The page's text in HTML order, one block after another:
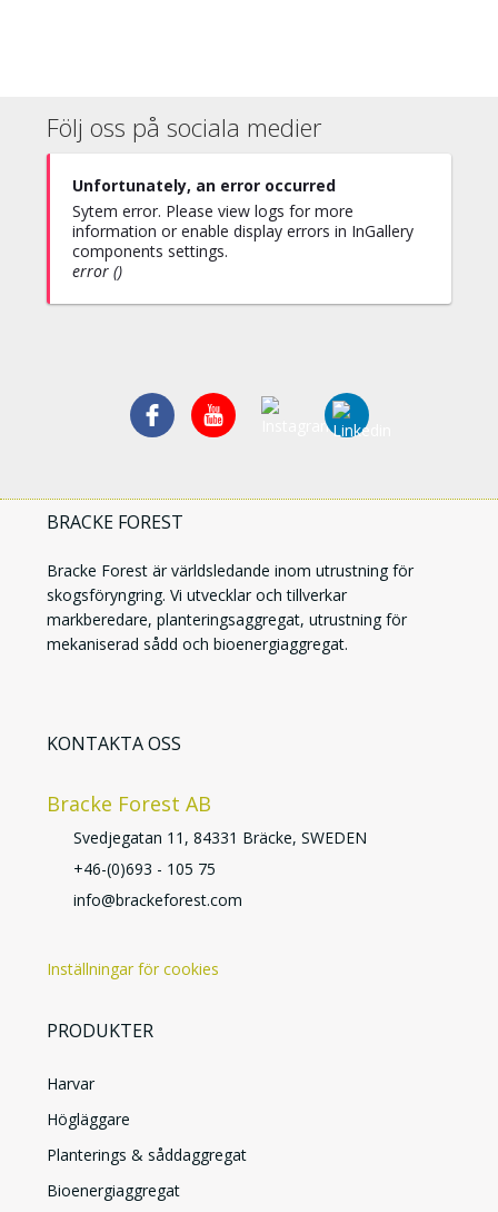
Följ oss på sociala medier
Unfortunately, an error occurred
Sytem error. Please view logs for more
information or enable display errors in InGallery
components settings.
error ()
BRACKE FOREST
Bracke Forest är världsledande inom utrustning för
skogsföryngring. Vi utvecklar och tillverkar
markberedare, planteringsaggregat, utrustning för
mekaniserad sådd och bioenergiaggregat.
KONTAKTA OSS
Bracke Forest AB
Svedjegatan 11, 84331 Bräcke, SWEDEN
+46-(0)693 - 105 75
info@brackeforest.com
Inställningar för cookies
PRODUKTER
Harvar
Högläggare
Planterings & såddaggregat
Bioenergiaggregat